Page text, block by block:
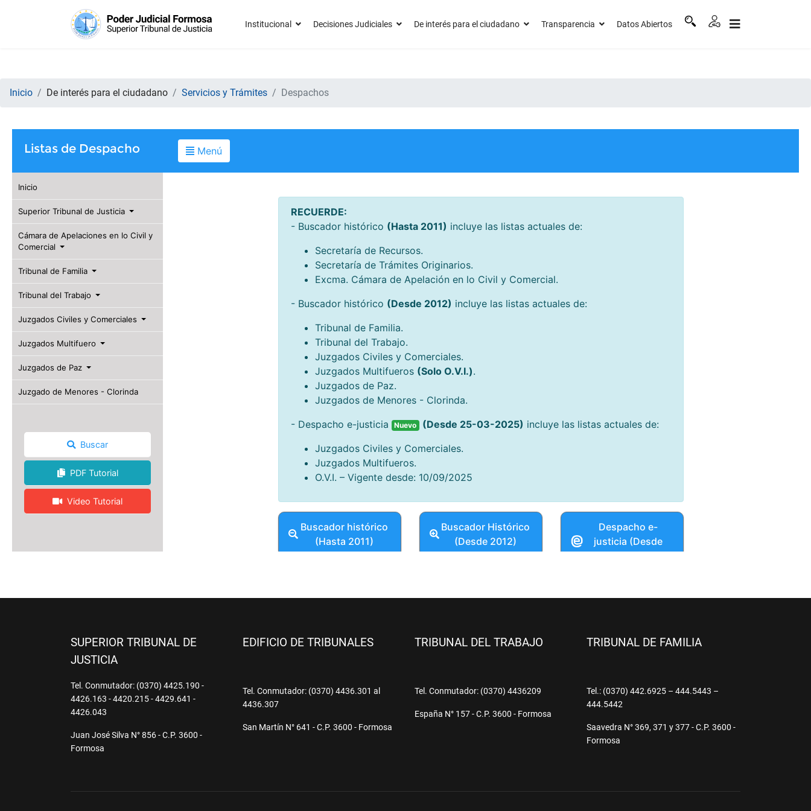
Institucional Decisiones Judiciales De interés para el ciudadano Transparencia Datos Abiertos
Inicio De interés para el ciudadano Servicios y Trámites Despachos
SUPERIOR TRIBUNAL DE
JUSTICIA
Tel. Conmutador: (0370) 4425.190 -
4426.163 - 4420.215 - 4429.641 -
4426.043
Juan José Silva N° 856 - C.P. 3600 -
Formosa
EDIFICIO DE TRIBUNALES
Tel. Conmutador: (0370) 4436.301 al
4436.307
San Martín N° 641 - C.P. 3600 - Formosa
TRIBUNAL DEL TRABAJO
Tel. Conmutador: (0370) 4436209
España N° 157 - C.P. 3600 - Formosa
TRIBUNAL DE FAMILIA
Tel.: (0370) 442.6925 – 444.5443 –
444.5442
Saavedra N° 369, 371 y 377 - C.P. 3600 -
Formosa